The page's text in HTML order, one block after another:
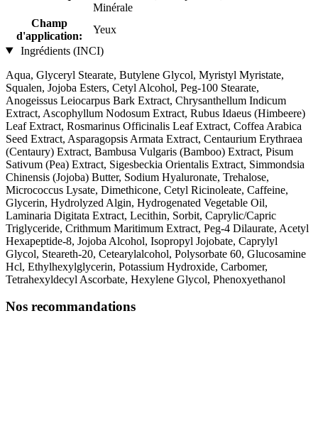
Minérale
Champ
d'application:
Yeux
Ingrédients (INCI)
Aqua, Glyceryl Stearate, Butylene Glycol, Myristyl Myristate,
Squalen, Jojoba Esters, Cetyl Alcohol, Peg-100 Stearate,
Anogeissus Leiocarpus Bark Extract, Chrysanthellum Indicum
Extract, Ascophyllum Nodosum Extract, Rubus Idaeus (Himbeere)
Leaf Extract, Rosmarinus Officinalis Leaf Extract, Coffea Arabica
Seed Extract, Asparagopsis Armata Extract, Centaurium Erythraea
(Centaury) Extract, Bambusa Vulgaris (Bamboo) Extract, Pisum
Sativum (Pea) Extract, Sigesbeckia Orientalis Extract, Simmondsia
Chinensis (Jojoba) Butter, Sodium Hyaluronate, Trehalose,
Micrococcus Lysate, Dimethicone, Cetyl Ricinoleate, Caffeine,
Glycerin, Hydrolyzed Algin, Hydrogenated Vegetable Oil,
Laminaria Digitata Extract, Lecithin, Sorbit, Caprylic/Capric
Triglyceride, Crithmum Maritimum Extract, Peg-4 Dilaurate, Acetyl
Hexapeptide-8, Jojoba Alcohol, Isopropyl Jojobate, Caprylyl
Glycol, Steareth-20, Cetearylalcohol, Polysorbate 60, Glucosamine
Hcl, Ethylhexylglycerin, Potassium Hydroxide, Carbomer,
Tetrahexyldecyl Ascorbate, Hexylene Glycol, Phenoxyethanol
Nos recommandations